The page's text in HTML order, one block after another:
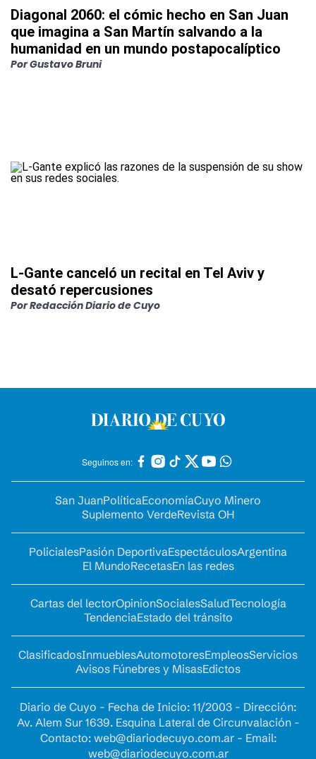
Diagonal 2060: el cómic hecho en San Juan
que imagina a San Martín salvando a la
humanidad en un mundo postapocalíptico
PorGustavo Bruni
L-Gante canceló un recital en Tel Aviv y
desató repercusiones
PorRedacción Diario de Cuyo
Seguinos en:
San JuanPolíticaEconomíaCuyo Minero
Suplemento VerdeRevista OH
PolicialesPasión DeportivaEspectáculosArgentina
El MundoRecetasEn las redes
Cartas del lectorOpinionSocialesSaludTecnología
TendenciaEstado del tránsito
ClasificadosInmueblesAutomotoresEmpleosServicios
Avisos Fúnebres y MisasEdictos
Diario de Cuyo - Fecha de Inicio: 11/2003 - Dirección:
Av. Alem Sur 1639. Esquina Lateral de Circunvalación -
Contacto: web@diariodecuyo.com.ar- Email:
web@diariodecuyo.com.ar